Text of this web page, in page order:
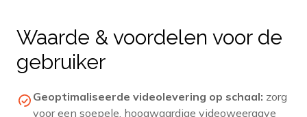
Waarde & voordelen voor de
gebruiker
Geoptimaliseerde videolevering op schaal: zorg
voor een soepele, hoogwaardige videoweergave